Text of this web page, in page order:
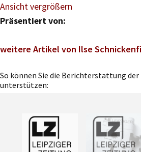
Ansicht vergrößern
Präsentiert von:
weitere Artikel von Ilse
So können Sie die Berichterstattung
unterstützen: